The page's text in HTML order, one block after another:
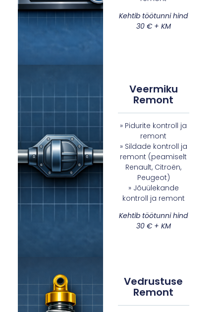
Kehtib töötunni hind
30 € + KM
Veermiku
Remont
» Pidurite kontroll ja
remont
» Sildade kontroll ja
remont (peamiselt
Renault, Citroën,
Peugeot)
» Jõuülekande
kontroll ja remont
Kehtib töötunni hind
30 € + KM
Vedrustuse
Remont